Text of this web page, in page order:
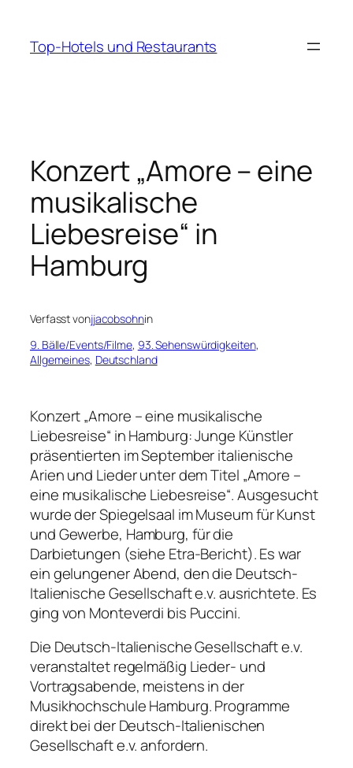
springen
Top-Hotels und Restaurants
Konzert „Amore – eine
musikalische
Liebesreise“ in
Hamburg
Verfasst vonjjacobsohnin
9. Bälle/Events/Filme, 93. Sehenswürdigkeiten
Allgemeines, Deutschland
Konzert „Amore – eine musikalische
Liebesreise“ in Hamburg: Junge Künstler
präsentierten im September italienische
Arien und Lieder unter dem Titel „Amore –
eine musikalische Liebesreise“. Ausgesucht
wurde der Spiegelsaal im Museum für Kunst
und Gewerbe, Hamburg, für die
Darbietungen (siehe Etra-Bericht). Es war
ein gelungener Abend, den die Deutsch-
Italienische Gesellschaft e.v. ausrichtete. Es
ging von Monteverdi bis Puccini.
Die Deutsch-Italienische Gesellschaft e.v.
veranstaltet regelmäßig Lieder- und
Vortragsabende, meistens in der
Musikhochschule Hamburg. Programme
direkt bei der Deutsch-Italienischen
Gesellschaft e.v. anfordern.